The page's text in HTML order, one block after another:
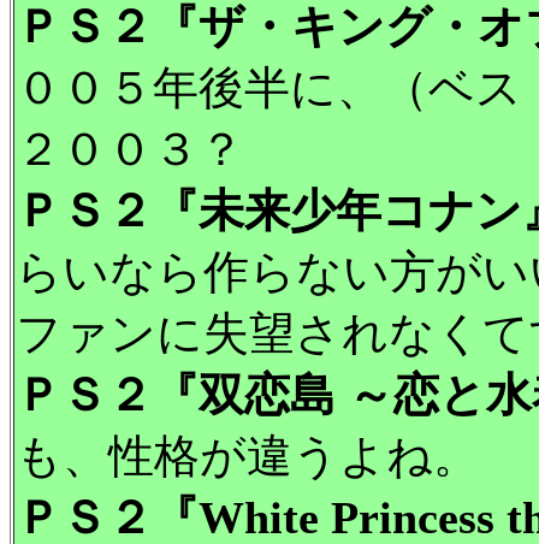
ＰＳ２『ザ・キング・
００５年後半に、（ベ
２００３？
ＰＳ２『未来少年コナン
らいなら作らない方が
ファンに失望されなく
ＰＳ２『双恋島 ～恋と
も、性格が違うよね。
ＰＳ２『White Princess